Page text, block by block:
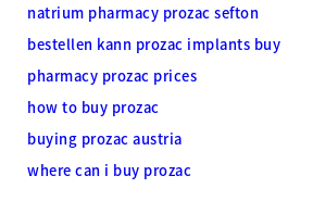
natrium pharmacy prozac sefton
bestellen kann prozac implants buy
pharmacy prozac prices
how to buy prozac
buying prozac austria
where can i buy prozac